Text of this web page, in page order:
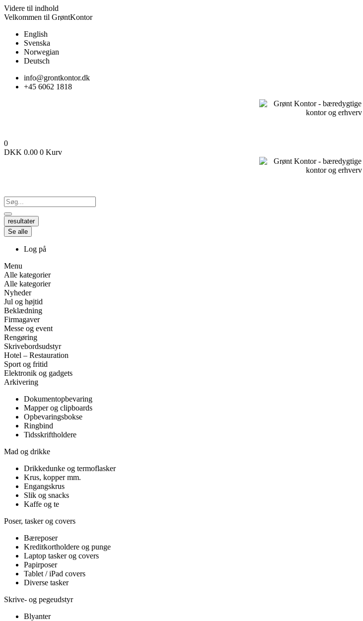
Videre til indhold
Velkommen til GrøntKontor
English
Svenska
Norwegian
Deutsch
info@grontkontor.dk
+45 6062 1818
0
DKK 0.00 0 Kurv
resultater
Se alle
Log på
Menu
Alle kategorier
Alle kategorier
Nyheder
Jul og højtid
Beklædning
Firmagaver
Messe og event
Rengøring
Skrivebordsudstyr
Hotel – Restauration
Sport og fritid
Elektronik og gadgets
Arkivering
Dokumentopbevaring
Mapper og clipboards
Opbevaringsbokse
Ringbind
Tidsskriftholdere
Mad og drikke
Drikkedunke og termoflasker
Krus, kopper mm.
Engangskrus
Slik og snacks
Kaffe og te
Poser, tasker og covers
Bæreposer
Kreditkortholdere og punge
Laptop tasker og covers
Papirposer
Tablet / iPad covers
Diverse tasker
Skrive- og pegeudstyr
Blyanter